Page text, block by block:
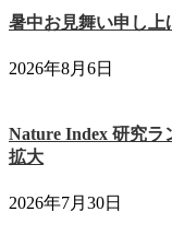
暑中お見舞い申し上
2026年8月6日
Nature Index 研究
拡大
2026年7月30日